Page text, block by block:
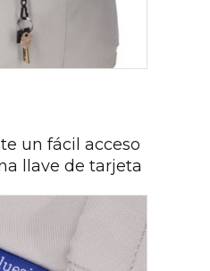
un fácil acceso
llave de tarjeta